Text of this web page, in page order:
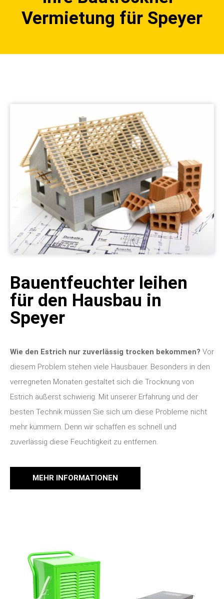
Vermietung für Speyer
Bauentfeuchter leihen
für den Hausbau in
Speyer
Wie den Estrich nur zuverlässig trocken bekommen? Vor
diesem Problem stehen viele Hausbauer. Besonders in den
verregneten Monaten gestaltet sich die Trocknung von
Estrich äußerst schwierig. Mit unserer Erfahrung und der
besten Technik müssen Sie sich um diese Probleme nicht
mehr kümmern. Denn wir schaffen es schnell und
zuverlässig diese Feuchtigkeit zu entfernen.
MEHR INFORMATIONEN